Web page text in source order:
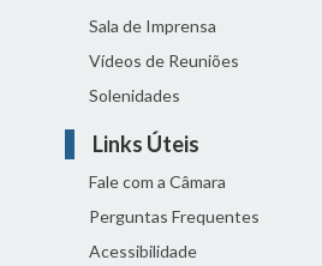
Sala de Imprensa
Vídeos de Reuniões
Solenidades
Links Úteis
Fale com a Câmara
Perguntas Frequentes
Acessibilidade